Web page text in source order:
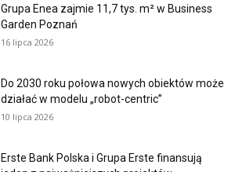
Grupa Enea zajmie 11,7 tys. m² w Business
Garden Poznań
16 lipca 2026
Do 2030 roku połowa nowych obiektów może
działać w modelu „robot-centric”
10 lipca 2026
Erste Bank Polska i Grupa Erste finansują